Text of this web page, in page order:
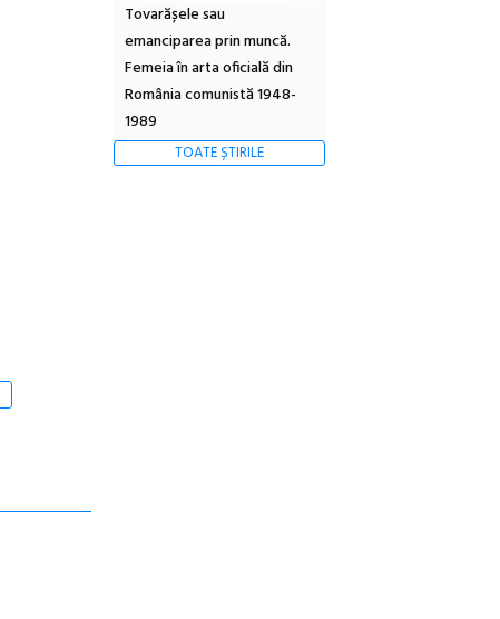
Tovarășele sau
emanciparea prin muncă.
Femeia în arta oficială din
România comunistă 1948-
1989
TOATE ȘTIRILE